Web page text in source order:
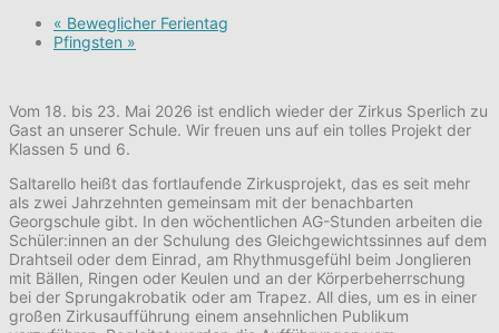
« Beweglicher Ferientag
Pfingsten »
Vom 18. bis 23. Mai 2026 ist endlich wieder der Zirkus Sperlich zu
Gast an unserer Schule. Wir freuen uns auf ein tolles Projekt der
Klassen 5 und 6.
Saltarello heißt das fortlaufende Zirkusprojekt, das es seit mehr
als zwei Jahrzehnten gemeinsam mit der benachbarten
Georgschule gibt. In den wöchentlichen AG-Stunden arbeiten die
Schüler:innen an der Schulung des Gleichgewichtssinnes auf dem
Drahtseil oder dem Einrad, am Rhythmusgefühl beim Jonglieren
mit Bällen, Ringen oder Keulen und an der Körperbeherrschung
bei der Sprungakrobatik oder am Trapez. All dies, um es in einer
großen Zirkusaufführung einem ansehnlichen Publikum